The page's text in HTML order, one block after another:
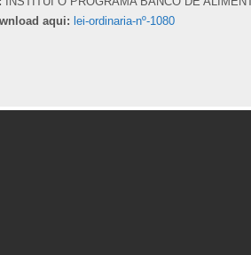
aqui: lei-ordinaria-nº-1080